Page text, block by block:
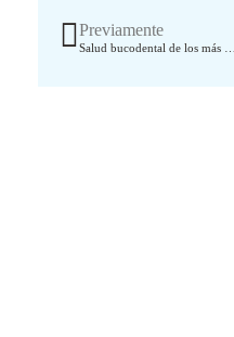
Previamente